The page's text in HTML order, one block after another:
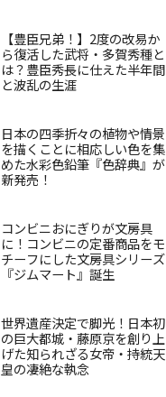
【豊臣兄弟！】2度の改易か
ら復活した武将・多賀秀種と
は？豊臣秀長に仕えた半年間
と波乱の生涯
日本の四季折々の植物や情景
を描くことに相応しい色を集
めた水彩色鉛筆『色辞典』が
新発売！
コンビニおにぎりが文房具
に！コンビニの定番商品をモ
チーフにした文房具シリーズ
『ジムマート』誕生
世界遺産決定で脚光！日本初
の巨大都城・藤原京を創り上
げた知られざる女帝・持統天
皇の凄絶な執念